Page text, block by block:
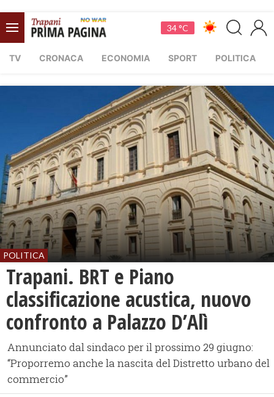
34 °C
TV CRONACA ECONOMIA SPORT POLITICA
POLITICA
​Trapani. BRT e Piano
classificazione acustica, nuovo
confronto a Palazzo D’Alì
Annunciato dal sindaco per il prossimo 29 giugno:
“Proporremo anche la nascita del Distretto urbano del
commercio”